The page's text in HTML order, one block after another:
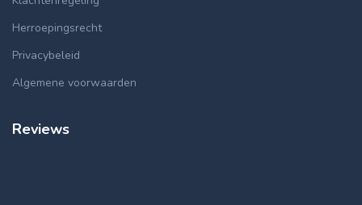
Herroepingsrecht
Privacybeleid
Algemene voorwaarden
Reviews